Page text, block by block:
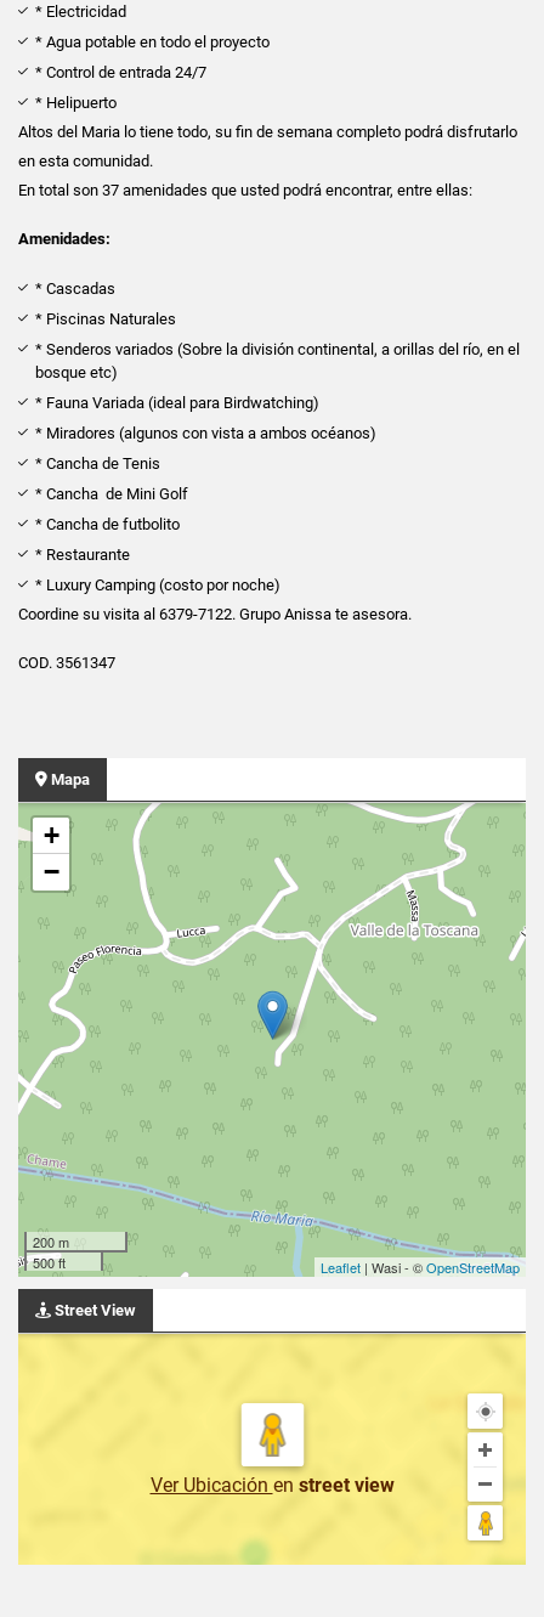
* Electricidad
* Agua potable en todo el proyecto
* Control de entrada 24/7
* Helipuerto
Altos del Maria lo tiene todo, su fin de semana completo podrá disfrutarlo
en esta comunidad.
En total son 37 amenidades que usted podrá encontrar, entre ellas:
Amenidades:
* Cascadas
* Piscinas Naturales
* Senderos variados (Sobre la división continental, a orillas del río, en el
bosque etc)
* Fauna Variada (ideal para Birdwatching)
* Miradores (algunos con vista a ambos océanos)
* Cancha de Tenis
* Cancha de Mini Golf
* Cancha de futbolito
* Restaurante
* Luxury Camping (costo por noche)
Coordine su visita al 6379-7122. Grupo Anissa te asesora.
COD. 3561347
Mapa
+
−
200 m
500 ft
Leaflet | Wasi - ©OpenStreetMap
Street View
Ver Ubicación en street view